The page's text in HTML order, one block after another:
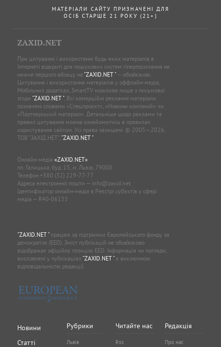
МАТЕРІАЛИ САЙТУ ПРИЗНАЧЕНІ ДЛЯ
ОСІБ СТАРШЕ 21 РОКУ (21+)
ZAXID.NET
При цитуванні і використанні будь-яких матеріалів в
Інтернеті відкриті для пошукових систем гіперпосилання не
нижче першого абзацу на "ZAXID.NET "— обов’язкові.
Цитування і використання матеріалів у оффлайн-медіа,
Мобільних додатках, SmartTV можливе лише з письмової
згоди "ZAXID.NET ". Всі комерційні рекламні матеріали
позначені словами «Спецпроєкт», «Новини компаній» чи
«Партнерський матеріал». Детальніше щодо реклами та
правил цитування можна ознайомитись в правилах
користування сайтом. Усі права захищені. © 2005—2026,
ТОВ “ЗАХІД.НЕТ”, "ZAXID.NET ".
Онлайн-медіа «ZAXID.NET»
пл. Галицька, буд. 15, м. Львів, 79008
Телефон +380 (32) 229-77-77
Адреса електронної пошти — info@zaxid.net
Ідентифікатор онлайн-медіа в Реєстрі суб'єктів у сфері
медіа — R40-06155
"ZAXID.NET "працює за підтримки Європейського фонду за
демократію (EED). Зміст публікацій не обов’язково
відображає офіційну позицію EED. Інформація чи погляди,
висловлені у публікаціях "ZAXID.NET "є виключною
відповідальністю редакції.
Новини
Статті
Рубрики
Львів
Читайте нас
Rss
Редакція
Про нас